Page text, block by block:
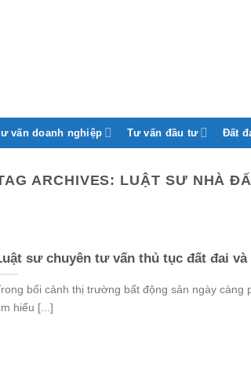
vấn doanh nghiệp Tư vấn đầu tư Đất
ARCHIVES: LUẬT SƯ NHÀ
sư chuyên tư vấn thủ tục đất đai và
bối cảnh thị trường bất động sản ngày càng
hiểu [...]